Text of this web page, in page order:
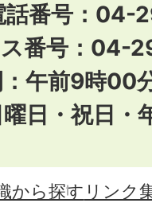
話番号：04-
ス番号：04-
：午前9時00
曜日・祝日
から探す リンク